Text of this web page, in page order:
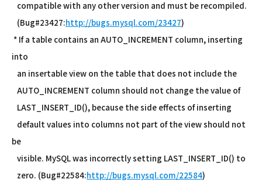
compatible with any other version and must be recompiled.
(Bug#23427:http://bugs.mysql.com/23427)
* If a table contains an AUTO_INCREMENT column, inserting
into
an insertable view on the table that does not include the
AUTO_INCREMENT column should not change the value of
LAST_INSERT_ID(), because the side effects of inserting
default values into columns not part of the view should not
be
visible. MySQL was incorrectly setting LAST_INSERT_ID() to
zero. (Bug#22584:http://bugs.mysql.com/22584)